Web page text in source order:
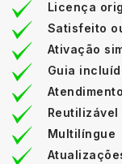
Licença
Satisfeito
Ativação
Guia
Multilíngue